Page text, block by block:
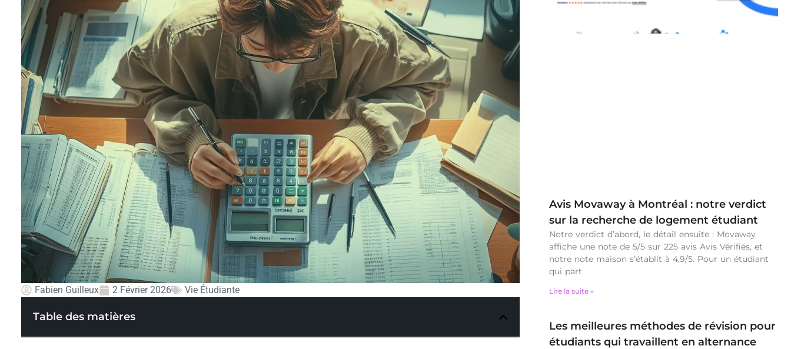
Avis Movaway à Montréal : notre verdict
sur la recherche de logement étudiant
Notre verdict d’abord, le détail ensuite : Movaway
affiche une note de 5/5 sur 225 avis Avis Vérifiés, et
notre note maison s’établit à 4,9/5. Pour un étudiant
qui part
Lire la suite »
Les meilleures méthodes de révision pour
étudiants qui travaillent en alternance
Fabien Guilleux 2 Février 2026 Vie Étudiante
Table des matières